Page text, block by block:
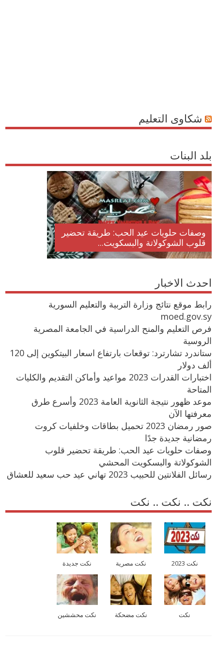
شكاوى التعليم
بلد البنات
وصفات حلويات عيد الحب: طريقة تحضير
قلوب الشوكولاتة والبسكويت...
احدث الاخبار
رابط موقع نتائج وزارة التربية والتعليم السورية
moed.gov.sy
فرص التعليم والمنح الدراسية في الجامعة المصرية
الروسية
ستاندرد تشارترد: توقعات بارتفاع اسعار البيتكوين إلى 120
ألف دولار
اختبارات القدرات 2023 مواعيد وأماكن التقديم والكليات
المتاحة
موعد ظهور نتيجة الثانوية العامة 2023 وأسرع طرق
معرفتها الآن
صور رمضان 2023 تحميل بطاقات وخلفيات كروت
رمضانية جديدة جدًا
وصفات حلويات عيد الحب: طريقة تحضير قلوب
الشوكولاتة والبسكويت المحشي
رسائل الفلانتين للحبيب 2023 تهاني عيد حب سعيد للعشاق
نكت .. نكت .. نكت
نكت 2023 نكت مصرية نكت جديدة
نكت نكت مضحكة نكت محششين